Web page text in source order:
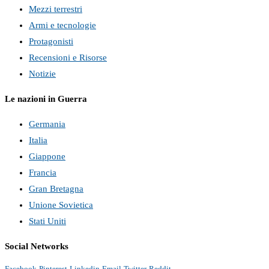
Mezzi terrestri
Armi e tecnologie
Protagonisti
Recensioni e Risorse
Notizie
Le nazioni in Guerra
Germania
Italia
Giappone
Francia
Gran Bretagna
Unione Sovietica
Stati Uniti
Social Networks